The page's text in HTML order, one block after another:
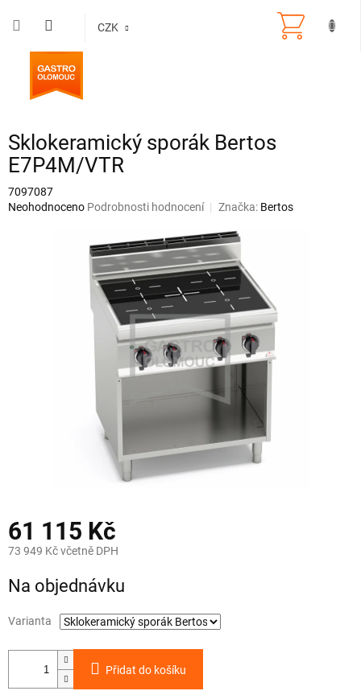
CZK
Sklokeramický sporák Bertos
E7P4M/VTR
7097087
Průměrné
Neohodnoceno Podrobnosti hodnocení Značka: Bertos
61 115 Kč
73 949 Kč včetně DPH
cena:
Na objednávku
Varianta
Přidat do košíku